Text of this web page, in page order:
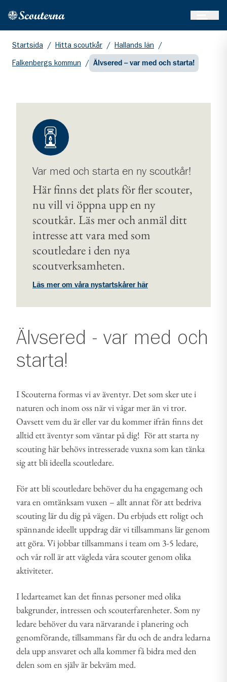
Hem
Startsida / Hitta scoutkår / Hallands län /
Falkenbergs kommun / Älvsered – var med och starta!
Var med och starta en ny scoutkår!
Här finns det plats för fler scouter,
nu vill vi öppna upp en ny
scoutkår. Läs mer och anmäl ditt
intresse att vara med som
scoutledare i den nya
scoutverksamheten.
Läs mer om våra nystartskårer här
Älvsered - var med och
starta!
I Scouterna formas vi av äventyr. Det som sker ute i
naturen och inom oss när vi vågar mer än vi tror.
Oavsett vem du är eller var du kommer ifrån finns det
alltid ett äventyr som väntar på dig! För att starta ny
scouting här behövs intresserade vuxna som kan tänka
sig att bli ideella scoutledare.
För att bli scoutledare behöver du ha engagemang och
vara en omtänksam vuxen – allt annat för att bedriva
scouting lär du dig på vägen. Du erbjuds ett roligt och
spännande ideellt uppdrag där vi tillsammans lär genom
att göra. Vi jobbar tillsammans i team om 3-5 ledare,
och vår roll är att vägleda våra scouter genom olika
aktiviteter.
I ledarteamet kan det finnas personer med olika
bakgrunder, intressen och scouterfarenheter. Som ny
ledare behöver du vara närvarande i planering och
genomförande, tillsammans får du och de andra ledarna
dela upp ansvaret och alla kommer få bidra med den
delen som en själv är bekväm med.